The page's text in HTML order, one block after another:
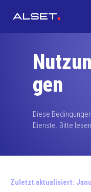
gen
Diese
Dienste. Bitte
Zuletzt aktualisiert: